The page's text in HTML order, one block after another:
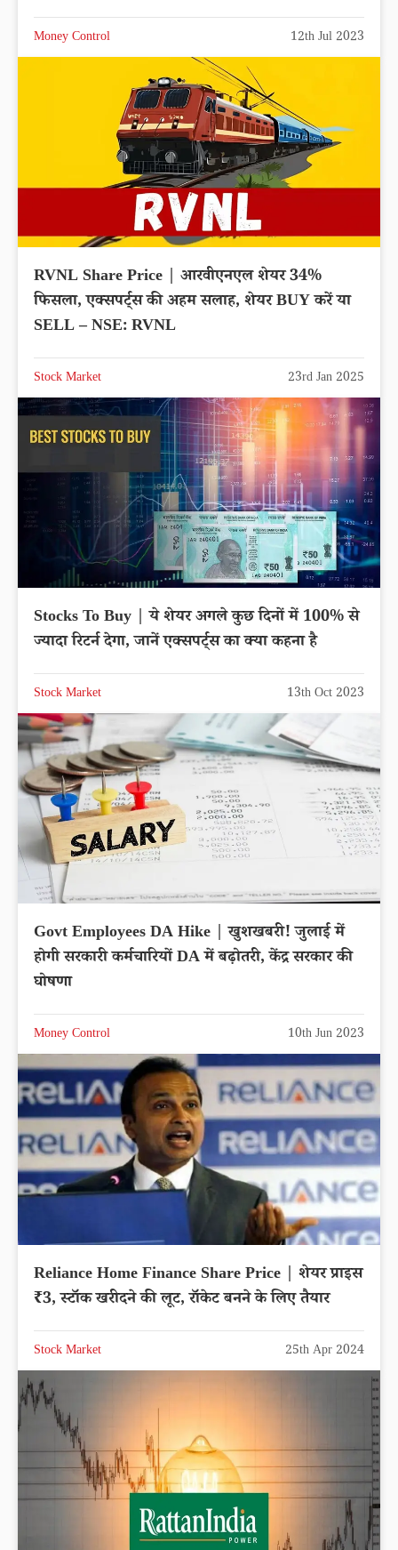
Money Control 12th Jul 2023
RVNL Share Price | आरवीएनएल शेयर 34%
फिसला, एक्सपर्ट्स की अहम सलाह, शेयर BUY करें या
SELL – NSE: RVNL
Stock Market 23rd Jan 2025
Stocks To Buy | ये शेयर अगले कुछ दिनों में 100% से
ज्यादा रिटर्न देगा, जानें एक्सपर्ट्स का क्या कहना है
Stock Market 13th Oct 2023
Govt Employees DA Hike | खुशखबरी! जुलाई में
होगी सरकारी कर्मचारियों DA में बढ़ोतरी, केंद्र सरकार की
घोषणा
Money Control 10th Jun 2023
Reliance Home Finance Share Price | शेयर प्राइस
₹3, स्टॉक खरीदने की लूट, रॉकेट बनने के लिए तैयार
Stock Market 25th Apr 2024